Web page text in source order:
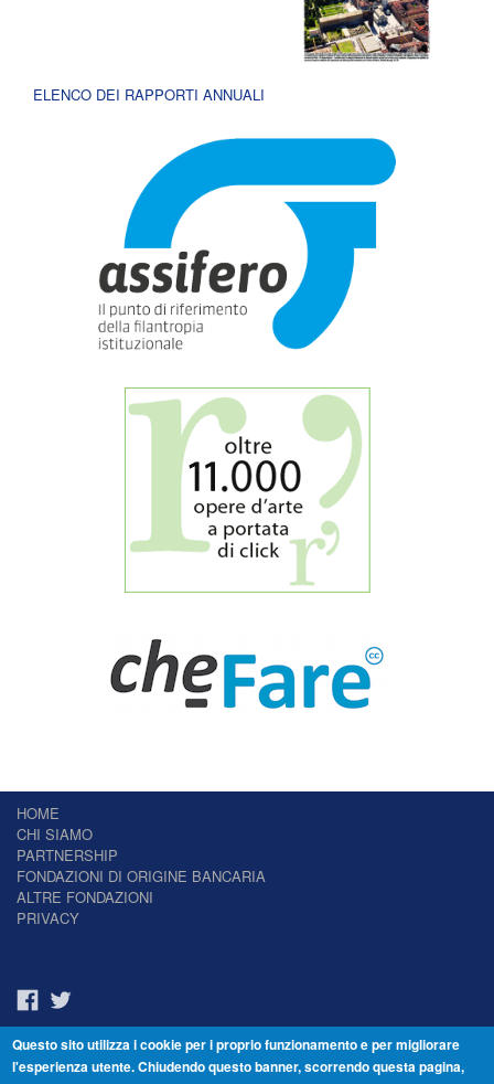
ELENCO DEI RAPPORTI ANNUALI
HOME
CHI SIAMO
PARTNERSHIP
FONDAZIONI DI ORIGINE BANCARIA
ALTRE FONDAZIONI
PRIVACY
Il Giornale delle Fondazioni - Periodico telematico
Reg. Tribunale n.7 del 22/07/2014 – ISSN 2421-2466
Questo sito utilizza i cookie per i proprio funzionamento e per migliorare
l'esperienza utente. Chiudendo questo banner, scorrendo questa pagina,